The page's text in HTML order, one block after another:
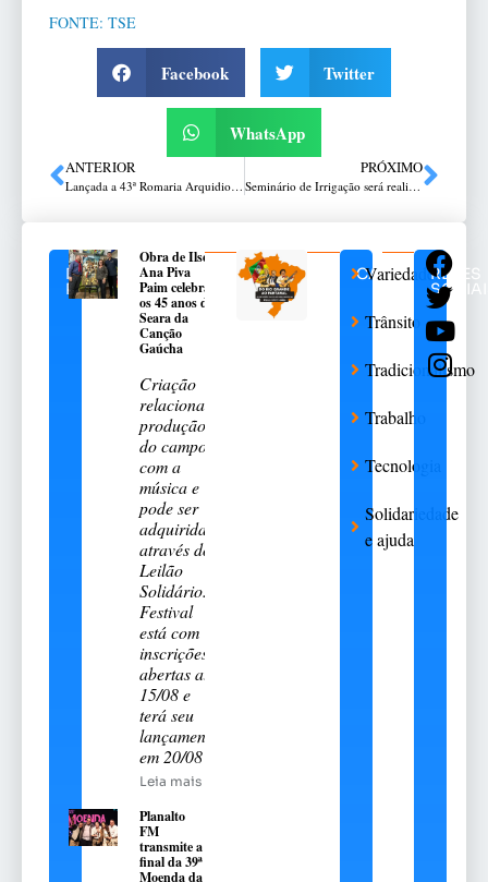
FONTE: TSE
Facebook Twitter
WhatsApp
ANTERIOR
Lançada a 43ª Romaria Arquidiocesana de Nossa Senhora Aparecida
PRÓXIMO
Seminário de Irrigação será realizado em Passo Fundo
NOTÍCIAS
RELACIONADAS
Obra de Ilse
Ana Piva
Paim celebra
os 45 anos da
Seara da
Canção
Gaúcha
Criação
relaciona a
produção
do campo
com a
música e
pode ser
adquirida
através do
Leilão
Solidário.
Festival
está com
inscrições
abertas até
15/08 e
terá seu
lançamento
em 20/08
Leia mais
Planalto
FM
transmite a
final da 39ª
Moenda da
CATEGORIAS
Variedades
Trânsito
Tradicionalismo
Trabalho
Tecnologia
Solidariedade
e ajuda
REDES